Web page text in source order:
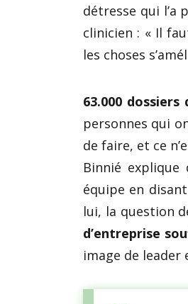
détresse qui l’a
clinicien : « Il
les choses
63.000
personnes qui
de faire, et ce
Binnié
équipe en
lui, la question
d’entreprise
image de leader